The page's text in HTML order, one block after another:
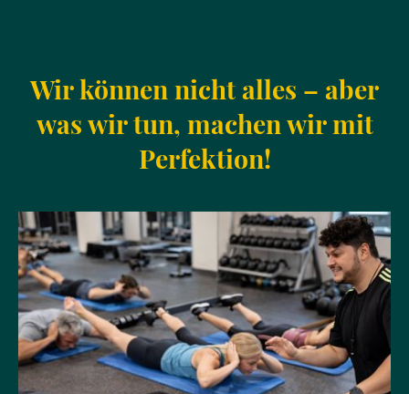
Wir können nicht alles – aber
was wir tun, machen wir mit
Perfektion!